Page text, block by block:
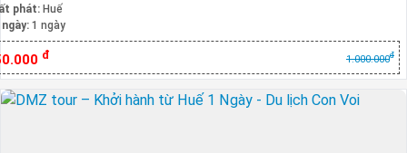
phát: Huế
1 ngày
đ 1.000.000đ